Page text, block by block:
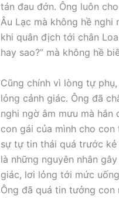
tán đau đớn. Ông luôn
Âu Lạc mà không hề nghi
khi quân địch tới chân
hay sao?” mà không hề
Cũng chính vì lòng tự
lỏng cảnh giác. Ông đã
nghi ngờ âm mưu mà hắn
con gái của mình cho
sự tự tin thái quá trước kẻ
là những nguyên nhân
giác, lơi lỏng tới mức
Ông đã quá tin tưởng